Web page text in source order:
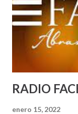
RADIO
enero 15, 2022